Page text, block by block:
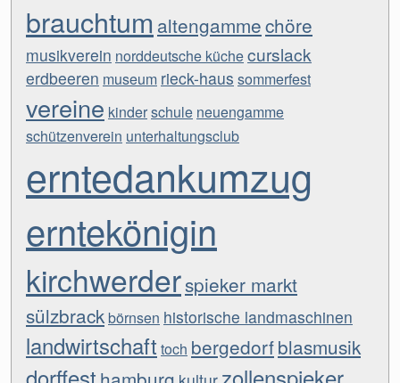
brauchtum altengammechöre
musikverein norddeutsche küchecurslack
erdbeeren museum rieck-haus sommerfest
vereine kinderschule neuengamme
schützenverein unterhaltungsclub
erntedankumzug
erntekönigin
kirchwerderspieker markt
sülzbrackbörnsen historische landmaschinen
landwirtschaft toch bergedorfblasmusik